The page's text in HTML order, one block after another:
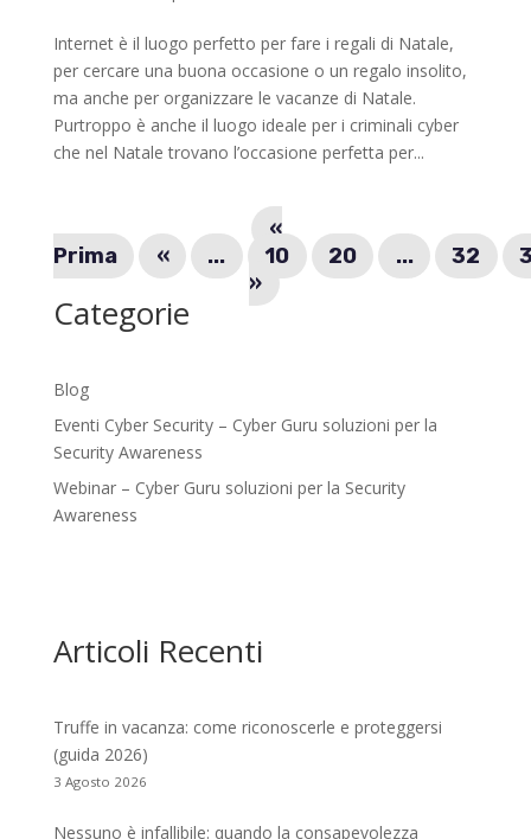
Internet è il luogo perfetto per fare i regali di Natale,
per cercare una buona occasione o un regalo insolito,
ma anche per organizzare le vacanze di Natale.
Purtroppo è anche il luogo ideale per i criminali cyber
che nel Natale trovano l’occasione perfetta per...
«
Prima
« ... 10 20 ... 32
»
Categorie
Blog
Eventi Cyber Security – Cyber Guru soluzioni per la
Security Awareness
Webinar – Cyber Guru soluzioni per la Security
Awareness
Articoli Recenti
Truffe in vacanza: come riconoscerle e proteggersi
(guida 2026)
3 Agosto 2026
Nessuno è infallibile: quando la consapevolezza